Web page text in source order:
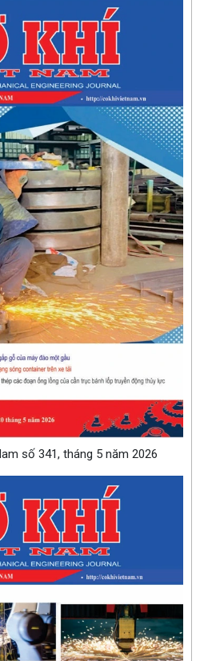
số 341, tháng 5 năm 2026